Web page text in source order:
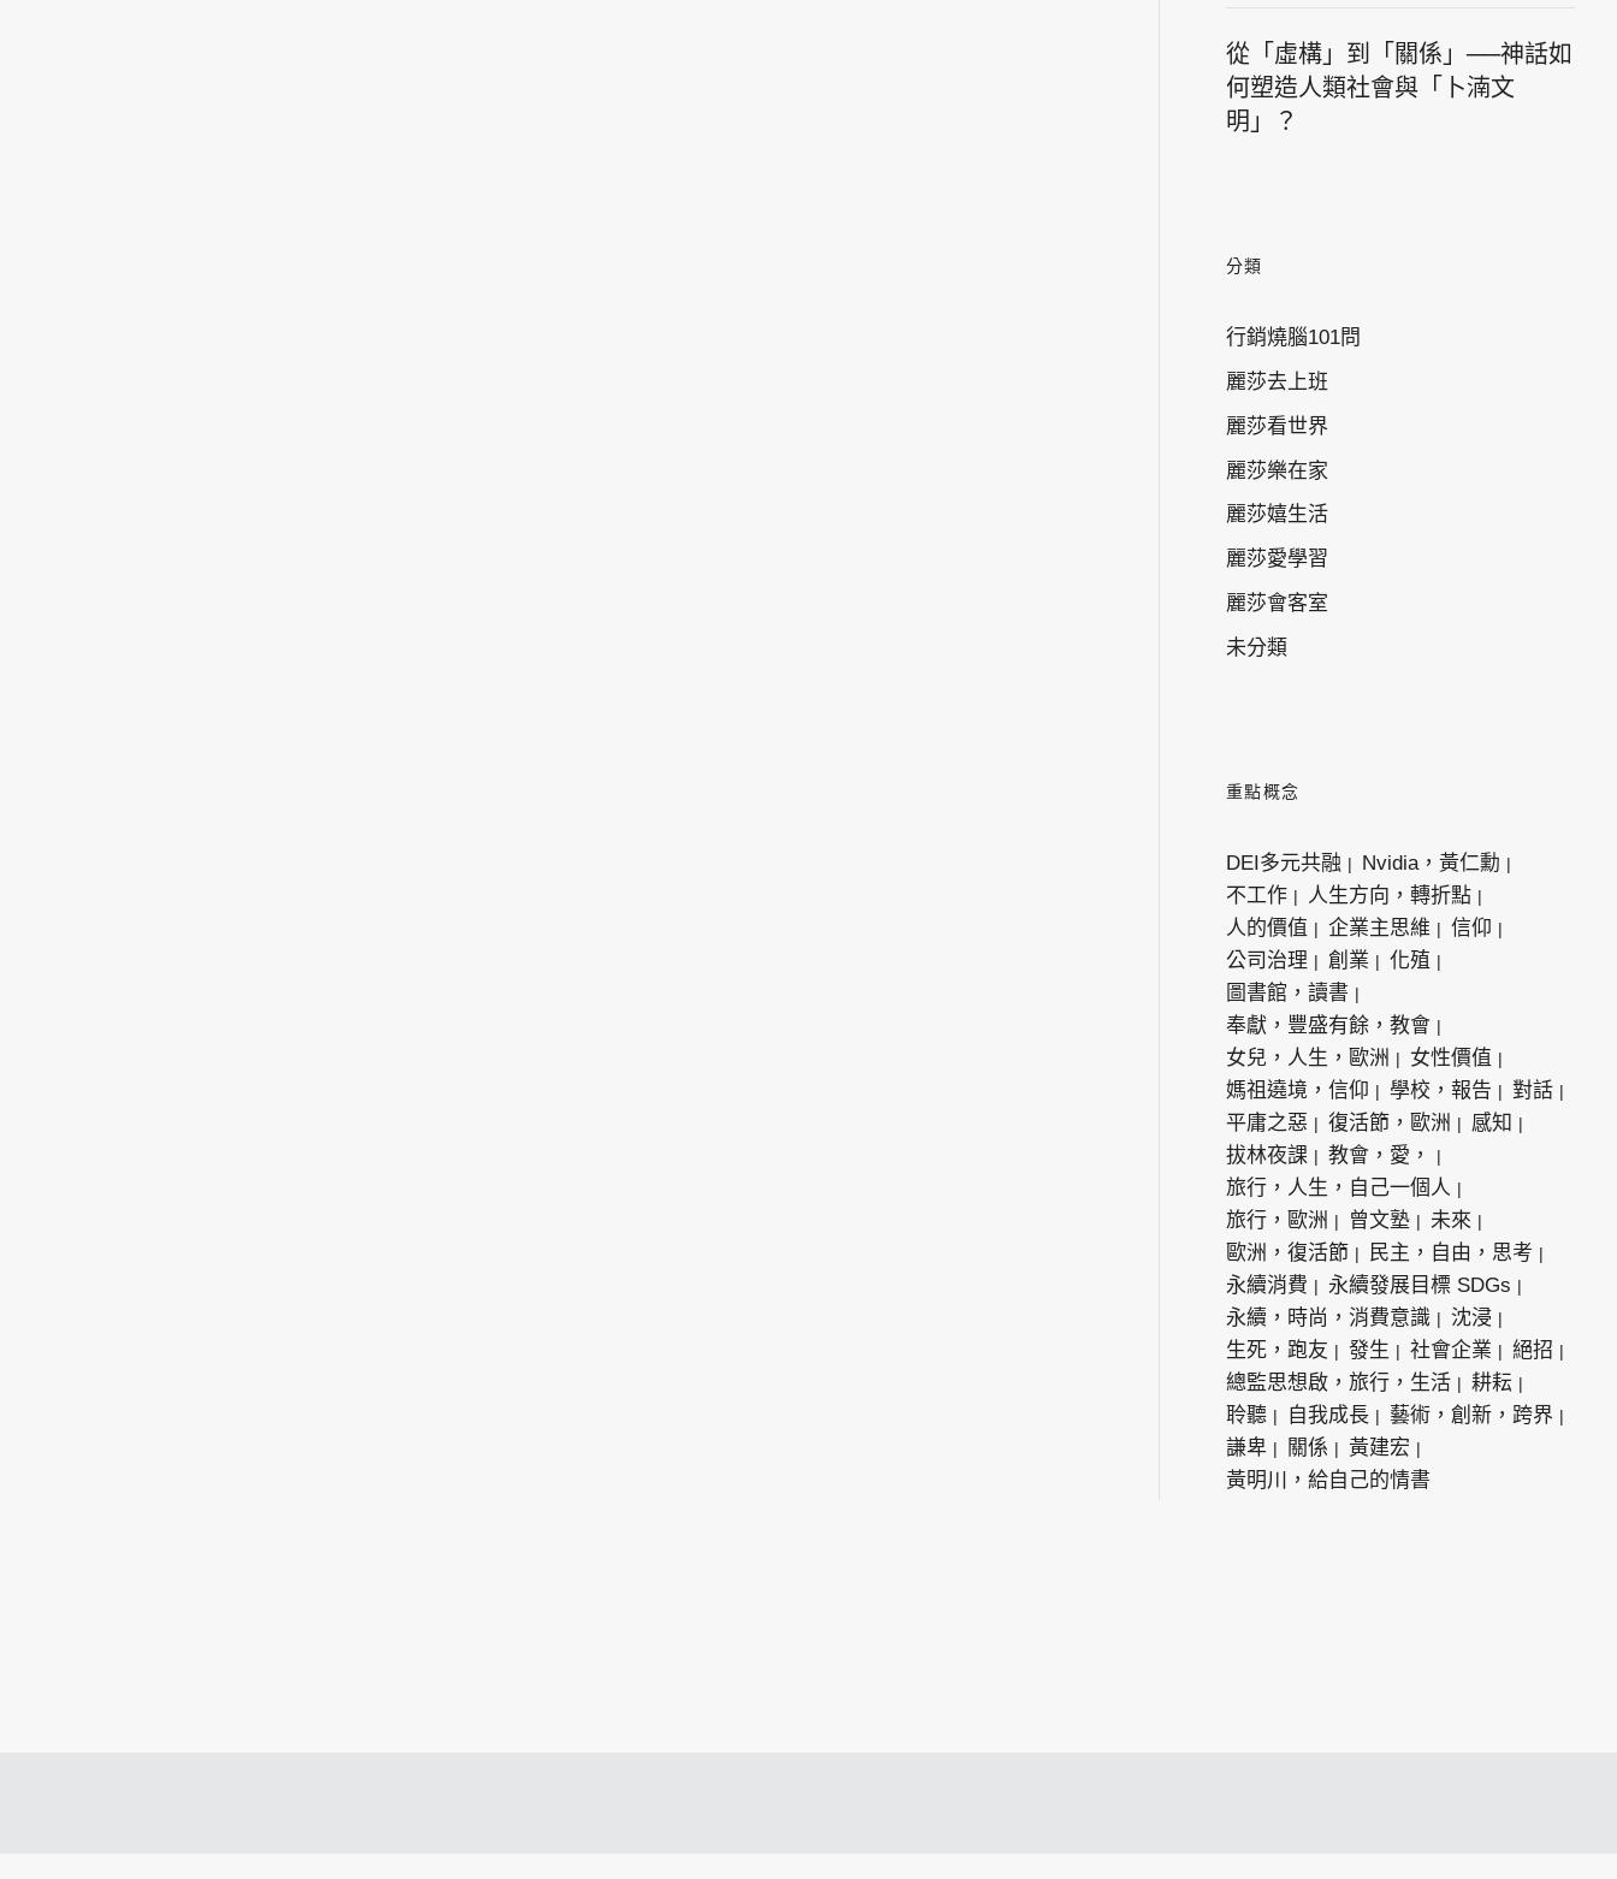
從「虛構」到「關係」──神話如
何塑造人類社會與「卜湳文
明」？
分類
行銷燒腦101問
麗莎去上班
麗莎看世界
麗莎樂在家
麗莎嬉生活
麗莎愛學習
麗莎會客室
未分類
重點概念
DEI多元共融
Nvidia，黃仁勳
不工作
人生方向，轉折點
人的價值
企業主思維
信仰
公司治理
創業
化殖
圖書館，讀書
奉獻，豐盛有餘，教會
女兒，人生，歐洲
女性價值
媽祖遶境，信仰
學校，報告
對話
平庸之惡
復活節，歐洲
感知
拔林夜課
教會，愛，
旅行，人生，自己一個人
旅行，歐洲
曾文塾
未來
歐洲，復活節
民主，自由，思考
永續消費
永續發展目標 SDGs
永續，時尚，消費意識
沈浸
生死，跑友
發生 社會企業
絕招
總監思想啟，旅行，生活
耕耘
聆聽
自我成長
藝術，創新，跨界
謙卑
關係
黃建宏
黃明川，給自己的情書